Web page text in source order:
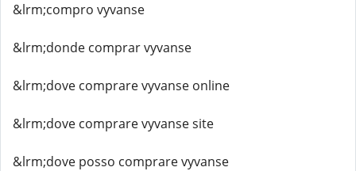
&lrm;compro vyvanse
&lrm;donde comprar vyvanse
&lrm;dove comprare vyvanse online
&lrm;dove comprare vyvanse site
&lrm;dove posso comprare vyvanse